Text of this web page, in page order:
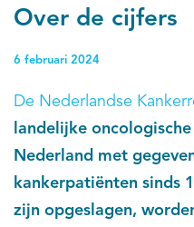
Cijfers over
Thema's
Over IKNL
Kanker &
Palliatieve
Over de cijfers
6 februari 2024
De Nederlandse
landelijke
Nederland met
kankerpatiënten sinds
zijn opgeslagen,